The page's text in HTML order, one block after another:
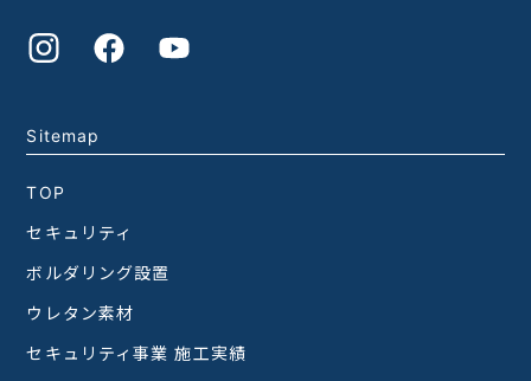
Sitemap
TOP
セキュリティ
ボルダリング設置
ウレタン素材
セキュリティ事業 施工実績